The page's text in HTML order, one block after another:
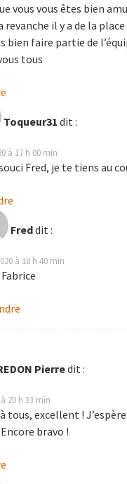
vous vous êtes bien
revanche il y a de la place
bien faire partie de
tous
Toqueur31 dit :
à 17 h 00 min
Fred, je te tiens au
Freddit :
à 18 h 40 min
Pierredit :
20 h 33 min
tous, excellent ! J’espère
bravo !